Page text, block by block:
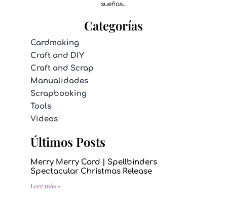
sueñas…
Categorías
Cardmaking
Craft and DIY
Craft and Scrap
Manualidades
Scrapbooking
Tools
Videos
Últimos Posts
Merry Merry Card | Spellbinders
Spectacular Christmas Release
Leer más »